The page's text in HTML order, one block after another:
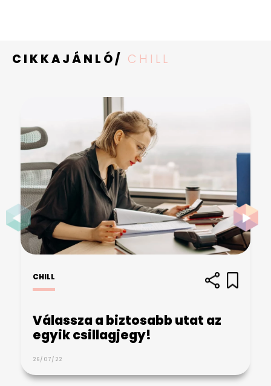
CIKKAJÁNLÓ/ CHILL
CHILL
Válassza a biztosabb utat az
egyik csillagjegy!
26/07/22